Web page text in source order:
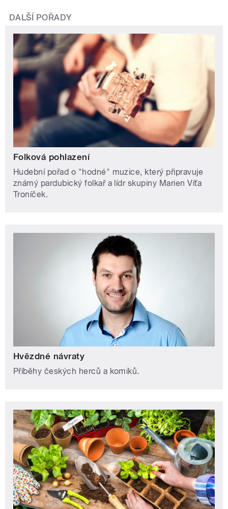
DALŠÍ POŘADY
Folková pohlazení
Hudební pořad o "hodné" muzice, který připravuje
známý pardubický folkař a lídr skupiny Marien Víťa
Troníček.
Hvězdné návraty
Příběhy českých herců a komiků.